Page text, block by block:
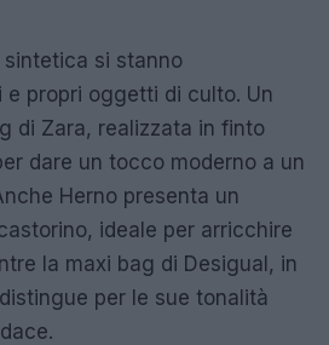
si stanno
propri oggetti di culto. Un
di Zara, realizzata in finto
dare un tocco moderno a un
Herno presenta un
ideale per arricchire
la maxi bag di Desigual, in
per le sue tonalità